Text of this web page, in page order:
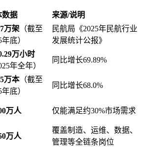
数据
来源/说明
万架 （截至
底）
民航局《2025年民航行业
发展统计公报》
万小时
年全年）
同比增长69.89%
万本（截至
底）
同比增长68.0%
万人 仅能满足约30%市场需求
万人
覆盖制造、运维、数据、
管理等全链条岗位